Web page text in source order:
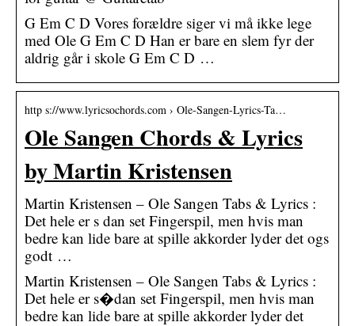
G Em C D Vores forældre siger vi må ikke lege
med Ole G Em C D Han er bare en slem fyr der
aldrig går i skole G Em C D …
http s://www.lyricsochords.com › Ole-Sangen-Lyrics-Ta…
Ole Sangen Chords & Lyrics
by Martin Kristensen
Martin Kristensen – Ole Sangen Tabs & Lyrics :
Det hele er s dan set Fingerspil, men hvis man
bedre kan lide bare at spille akkorder lyder det ogs
godt …
Martin Kristensen – Ole Sangen Tabs & Lyrics :
Det hele er s�dan set Fingerspil, men hvis man
bedre kan lide bare at spille akkorder lyder det